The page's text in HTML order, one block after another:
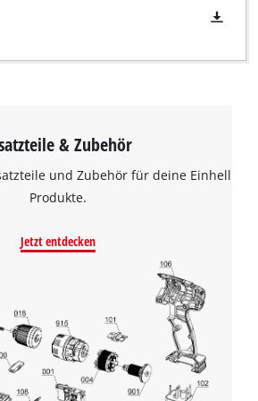
& Zubehör
und Zubehör für deine Einhell
Produkte.
Jetzt entdecken